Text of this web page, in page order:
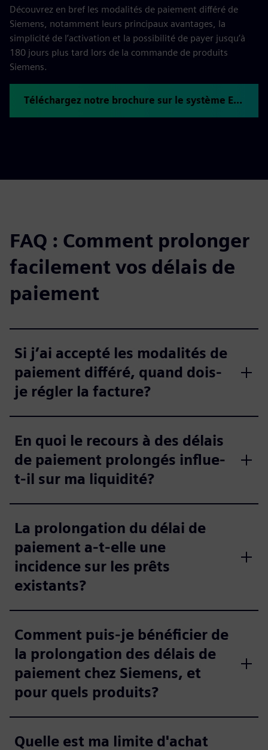
Découvrez en bref les modalités de paiement différé de
Siemens, notamment leurs principaux avantages, la
simplicité de l’activation et la possibilité de payer jusqu’à
180 jours plus tard lors de la commande de produits
Siemens.
Téléchargez notre brochure sur le système EPT de Siemens
FAQ : Comment prolonger
facilement vos délais de
paiement
Si j’ai accepté les modalités de
paiement différé, quand dois-
je régler la facture?
En quoi le recours à des délais
de paiement prolongés influe-
t-il sur ma liquidité?
La prolongation du délai de
paiement a-t-elle une
incidence sur les prêts
existants?
Comment puis-je bénéficier de
la prolongation des délais de
paiement chez Siemens, et
pour quels produits?
Quelle est ma limite d'achat